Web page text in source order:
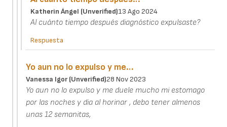
Katherin Ángel (unverified)13 Ago 2024
Al cuánto tiempo después diagnóstico expulsaste?
Respuesta
Yo aun no lo expulso y me…
Vanessa Igor (unverified)28 Nov 2023
Yo aun no lo expulso y me duele mucho mi estomago
por las noches y dia al horinar , debo tener almenos
unas 12 semanitas,